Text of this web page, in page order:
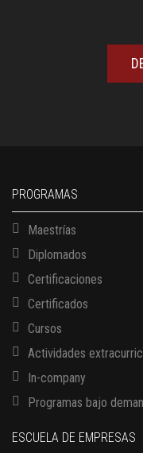
PROGRAMAS
Maestrías
Diplomados
Certificaciones
Certificados
Cursos
Actividades
In-company
Programas bajo
ESCUELA DE EMPRESAS